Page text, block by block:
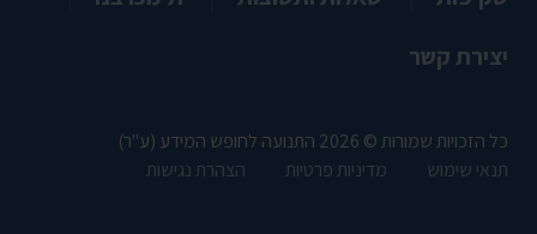
יצירת קשר
כל הזכויות שמורות © 2026 התנועה לחופש המידע (ע"ר)
תנאי שימוש
מדיניות פרטיות הצהרת נגישות